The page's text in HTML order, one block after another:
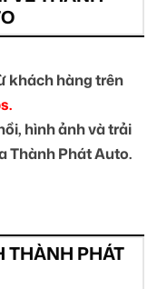
khách hàng trên
hình ảnh và trải
Thành Phát Auto.
THÀNH PHÁT